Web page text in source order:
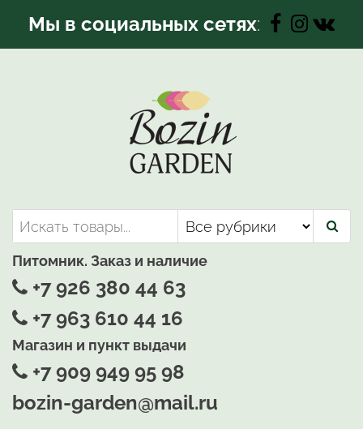
Мы в социальных сетях:
Bozin-Garden | Садовый центр
Садовый центр, Растения
для вашего сада
Питомник. Заказ и наличие
+7 926 380 44 63
+7 963 610 44 16
Магазин и пункт выдачи
+7 909 949 95 98
bozin-garden@mail.ru